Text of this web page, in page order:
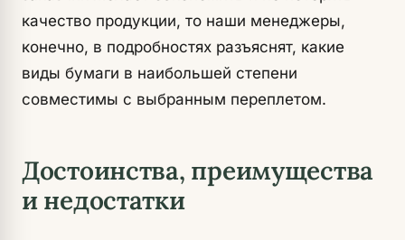
качество продукции, то наши менеджеры,
конечно, в подробностях разъяснят, какие
виды бумаги в наибольшей степени
совместимы с выбранным переплетом.
Достоинства, преимущества
и недостатки